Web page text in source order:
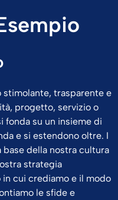
stimolante, trasparente e
progetto, servizio o
fonda su un insieme di
e si estendono oltre. I
della nostra cultura
strategia
cui crediamo e il modo
le sfide e